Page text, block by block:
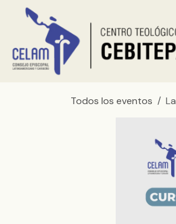
Ir al contenido
Todos los eventos